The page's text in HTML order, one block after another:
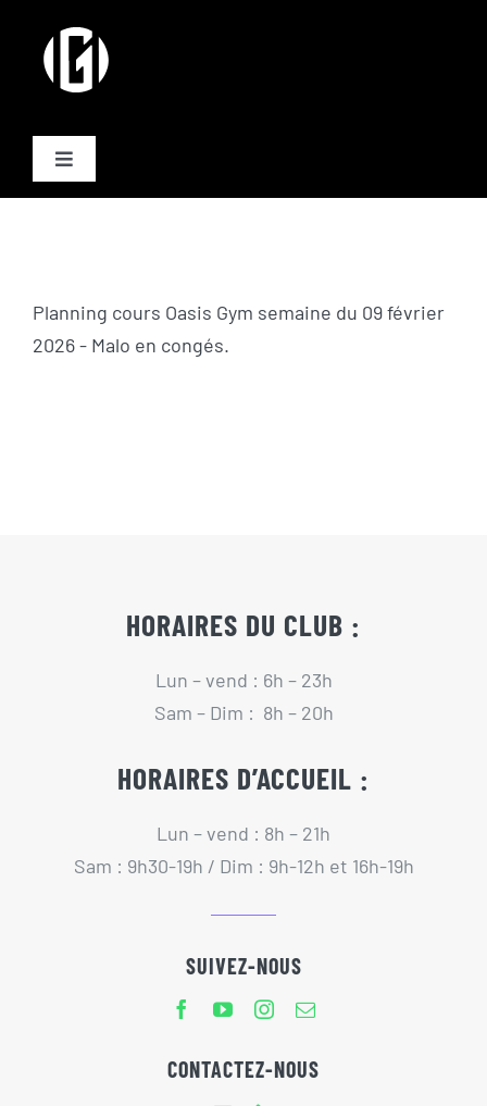
contenu
Toggle
Plannings
Planning cours Oasis Gym semaine du 09 février
2026 - Malo en congés.
HORAIRES DU CLUB :
Lun – vend : 6h – 23h
Sam – Dim : 8h – 20h
HORAIRES D’ACCUEIL :
Lun – vend : 8h – 21h
Sam : 9h30-19h / Dim : 9h-12h et 16h-19h
SUIVEZ-NOUS
CONTACTEZ-NOUS